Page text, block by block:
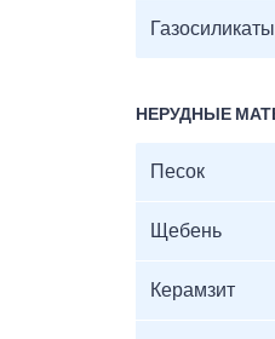
Газосиликаты
НЕРУДНЫЕ
Песок
Щебень
Керамзит